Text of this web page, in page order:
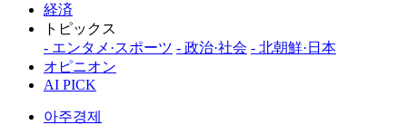
経済
トピックス
- エンタメ·スポーツ - 政治·社会 - 北朝鮮·日本
オピニオン
AI PICK
아주경제